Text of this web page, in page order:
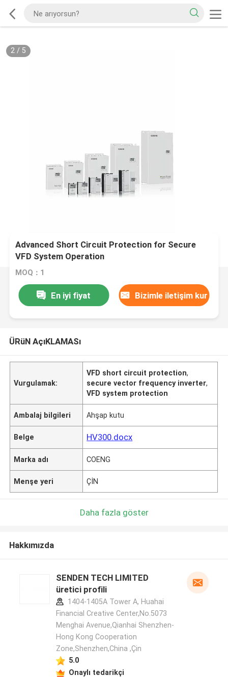
2/ 5
Advanced Short Circuit Protection for Secure
VFD System Operation
MOQ：1
En iyi fiyat Bizimle iletişim kur
ÜRüN AçıKLAMASı
Vurgulamak:
VFD short circuit protection,
secure vector frequency inverter,
VFD system protection
Ambalaj bilgileri Ahşap kutu
Belge HV300.docx
Marka adı COENG
Menşe yeri ÇİN
Daha fazla göster
Hakkımızda
SENDEN TECH LIMITED
üretici profili
1404-1405A Tower A, Huahai
Financial Creative Center,No.5073
Menghai Avenue,Qianhai Shenzhen-
Hong Kong Cooperation
Zone,Shenzhen,China ,Çin
5.0
Onaylı tedarikçi